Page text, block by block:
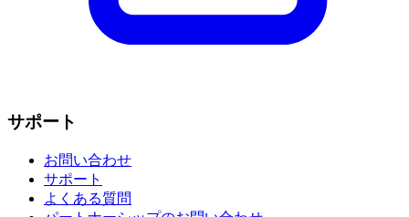
サポート
お問い合わせ
サポート
よくある質問